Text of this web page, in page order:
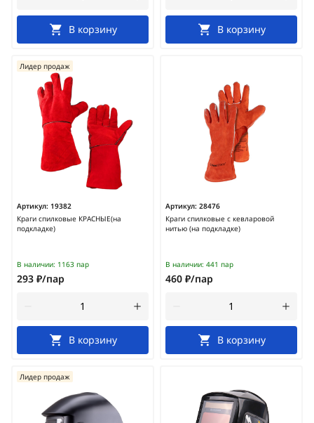
В корзину В корзину
Артикул: 19382
Краги спилковые КРАСНЫЕ(на
подкладке)
Лидер продаж
В наличии: 1163 пар
293 ₽/пар
В корзину
Артикул: 28476
Краги спилковые с кевларовой
нитью (на подкладке)
В наличии: 441 пар
460 ₽/пар
В корзину
Лидер продаж